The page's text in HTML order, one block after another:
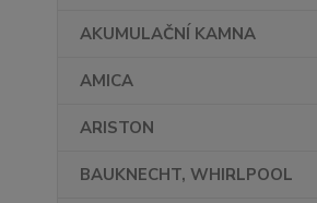
AKUMULAČNÍ KAMNA
AMICA
ARISTON
BAUKNECHT, WHIRLPOOL